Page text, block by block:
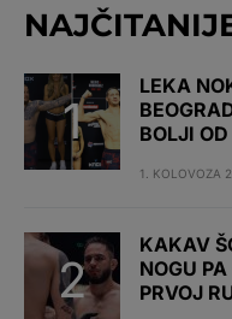
LEKA
BOLJI
1. KOLOVOZA
KAKAV
NOGU
PRVOJ